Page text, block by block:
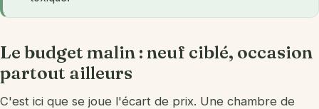
Le budget malin : neuf ciblé, occasion
partout ailleurs
C'est ici que se joue l'écart de prix. Une chambre de